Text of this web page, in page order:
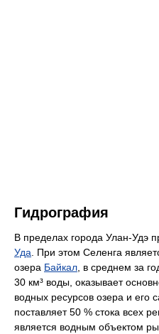
Гидрография
В пределах города Улан-Удэ
Уда. При этом Селенга
озера Байкал, в среднем за
30 км³ воды, оказывает
водных ресурсов озера и его
поставляет 50 % стока всех
является водным объектом